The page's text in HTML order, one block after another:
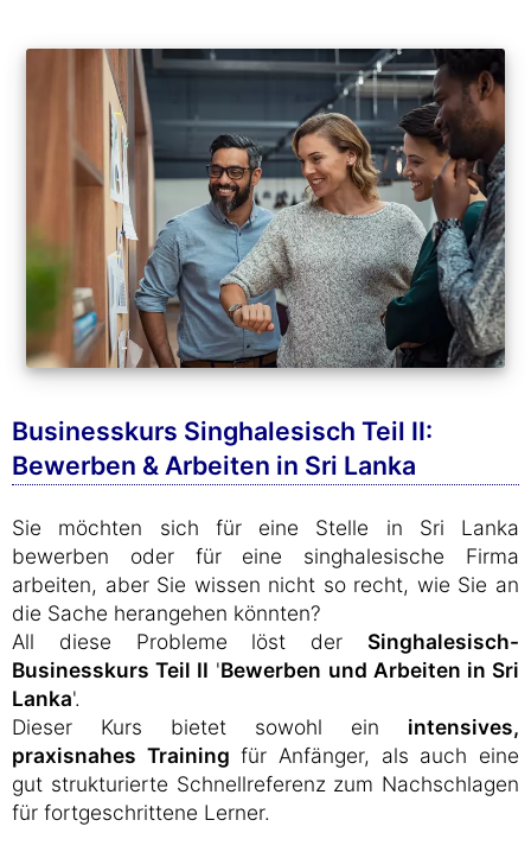
Businesskurs Singhalesisch Teil II:
Bewerben & Arbeiten in Sri Lanka
Sie möchten sich für eine Stelle in Sri Lanka
bewerben oder für eine singhalesische Firma
arbeiten, aber Sie wissen nicht so recht, wie Sie an
die Sache herangehen könnten?
All diese Probleme löst der Singhalesisch-
Businesskurs Teil II 'Bewerben und Arbeiten in Sri
Lanka'.
Dieser Kurs bietet sowohl ein intensives,
praxisnahes Training für Anfänger, als auch eine
gut strukturierte Schnellreferenz zum Nachschlagen
für fortgeschrittene Lerner.